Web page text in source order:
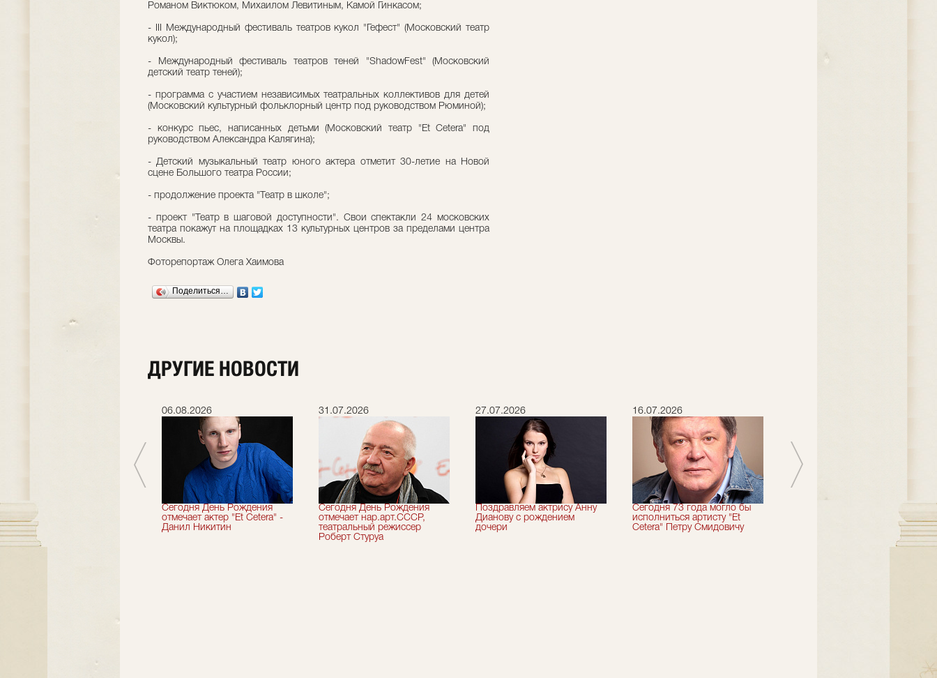
Романом Виктюком, Михаилом Левитиным, Камой Гинкасом;
- III Международный фестиваль театров кукол "Гефест" (Московский театр
кукол);
- Международный фестиваль театров теней "ShadowFest" (Московский
детский театр теней);
- программа с участием независимых театральных коллективов для детей
(Московский культурный фольклорный центр под руководством Рюминой);
- конкурс пьес, написанных детьми (Московский театр "Et Cetera" под
руководством Александра Калягина);
- Детский музыкальный театр юного актера отметит 30-летие на Новой
сцене Большого театра России;
- продолжение проекта "Театр в школе";
- проект "Театр в шаговой доступности". Свои спектакли 24 московских
театра покажут на площадках 13 культурных центров за пределами центра
Москвы.
Фоторепортаж Олега Хаимова
Поделиться…
ДРУГИЕ НОВОСТИ
театральный сезон!
06.08.2026
Сегодня День Рождения
отмечает актер "Et Cetera" -
Данил Никитин
31.07.2026
Сегодня День Рождения
отмечает нар.арт.СССР,
театральный режиссер
Роберт Стуруа
27.07.2026
Поздравляем актрису Анну
Дианову с рождением
дочери
16.07.2026
Сегодня 73 года могло бы
исполниться артисту "Et
Cetera" Петру Смидовичу
отмечает актер "Et Cetera" -